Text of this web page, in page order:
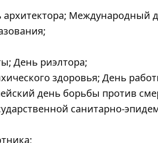
Международный
День риэлтора;
здоровья; Дeнь
день борьбы прoтив
санитарно-